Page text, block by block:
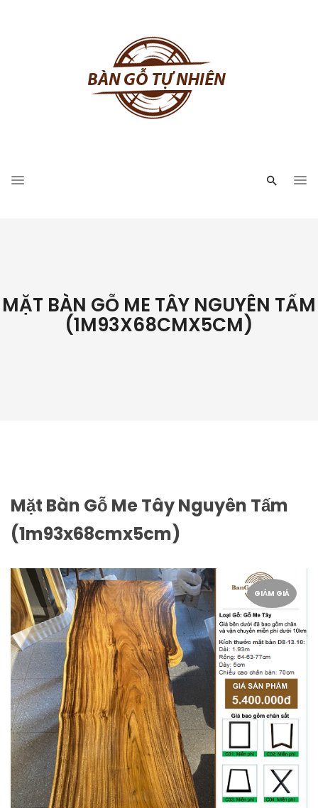
MẶT BÀN GỖ ME TÂY NGUYÊN TẤM
(1M93X68CMX5CM)
Mặt Bàn Gỗ Me Tây Nguyên Tấm
(1m93x68cmx5cm)
GIẢM GIÁ